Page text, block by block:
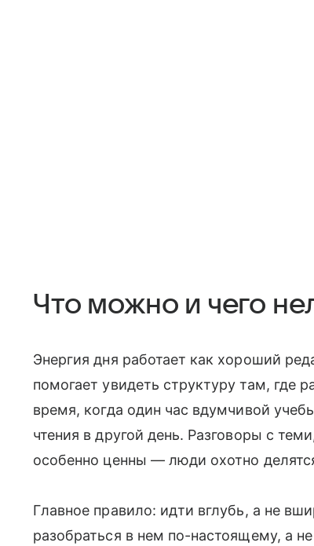
Что можно и чего
Энергия дня работает как хороший
помогает увидеть структуру там,
время, когда один час вдумчивой
чтения в другой день. Разговоры с
особенно ценны — люди охотно
Главное правило: идти вглубь, а не
разобраться в нем по-настоящему, а